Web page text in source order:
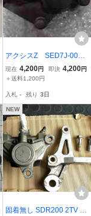
アクシスZ SED7J-002x
xx の キャリパー *166
6753742 中古
現在 4,200円 即決 4,200円
＋送料1,200円
入札 - 残り 3日
NEW
固着無し SDR200 2TV リ